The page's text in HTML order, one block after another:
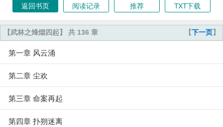
返回书页
阅读记录 推荐 TXT下载
【下一页】
【武林之烽烟四起】 共 136 章
第一章 风云涌
第二章 尘欢
第三章 命案再起
第四章 扑朔迷离